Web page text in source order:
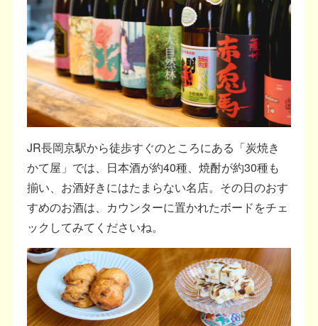
JR長岡京駅から徒歩すぐのところにある「炭焼き
かて屋」では、日本酒が約40種、焼酎が約30種も
揃い、お酒好きにはたまらない名店。その日のおす
すめのお酒は、カウンターに置かれたボードをチェ
ックしてみてくださいね。